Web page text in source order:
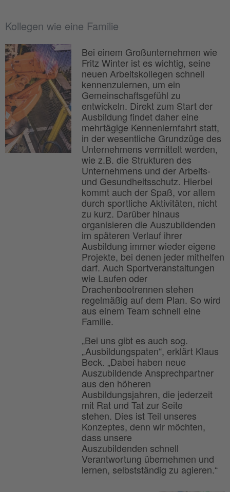
Kollegen wie eine Familie
Bei einem Großunternehmen wie
Fritz Winter ist es wichtig, seine
neuen Arbeitskollegen schnell
kennenzulernen, um ein
Gemeinschaftsgefühl zu
entwickeln. Direkt zum Start der
Ausbildung findet daher eine
mehrtägige Kennenlernfahrt statt,
in der wesentliche Grundzüge des
Unternehmens vermittelt werden,
wie z.B. die Strukturen des
Unternehmens und der Arbeits-
und Gesundheitsschutz. Hierbei
kommt auch der Spaß, vor allem
durch sportliche Aktivitäten, nicht
zu kurz. Darüber hinaus
organisieren die Auszubildenden
im späteren Verlauf ihrer
Ausbildung immer wieder eigene
Projekte, bei denen jeder mithelfen
darf. Auch Sportveranstaltungen
wie Laufen oder
Drachenbootrennen stehen
regelmäßig auf dem Plan. So wird
aus einem Team schnell eine
Familie.
„Bei uns gibt es auch sog.
„Ausbildungspaten“, erklärt Klaus
Beck. „Dabei haben neue
Auszubildende Ansprechpartner
aus den höheren
Ausbildungsjahren, die jederzeit
mit Rat und Tat zur Seite
stehen. Dies ist Teil unseres
Konzeptes, denn wir möchten,
dass unsere
Auszubildenden schnell
Verantwortung übernehmen und
lernen, selbstständig zu agieren.“